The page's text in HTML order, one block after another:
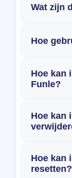
Wat zijn
Hoe
Hoe kan
Funle?
Hoe kan
Hoe kan
resetten?